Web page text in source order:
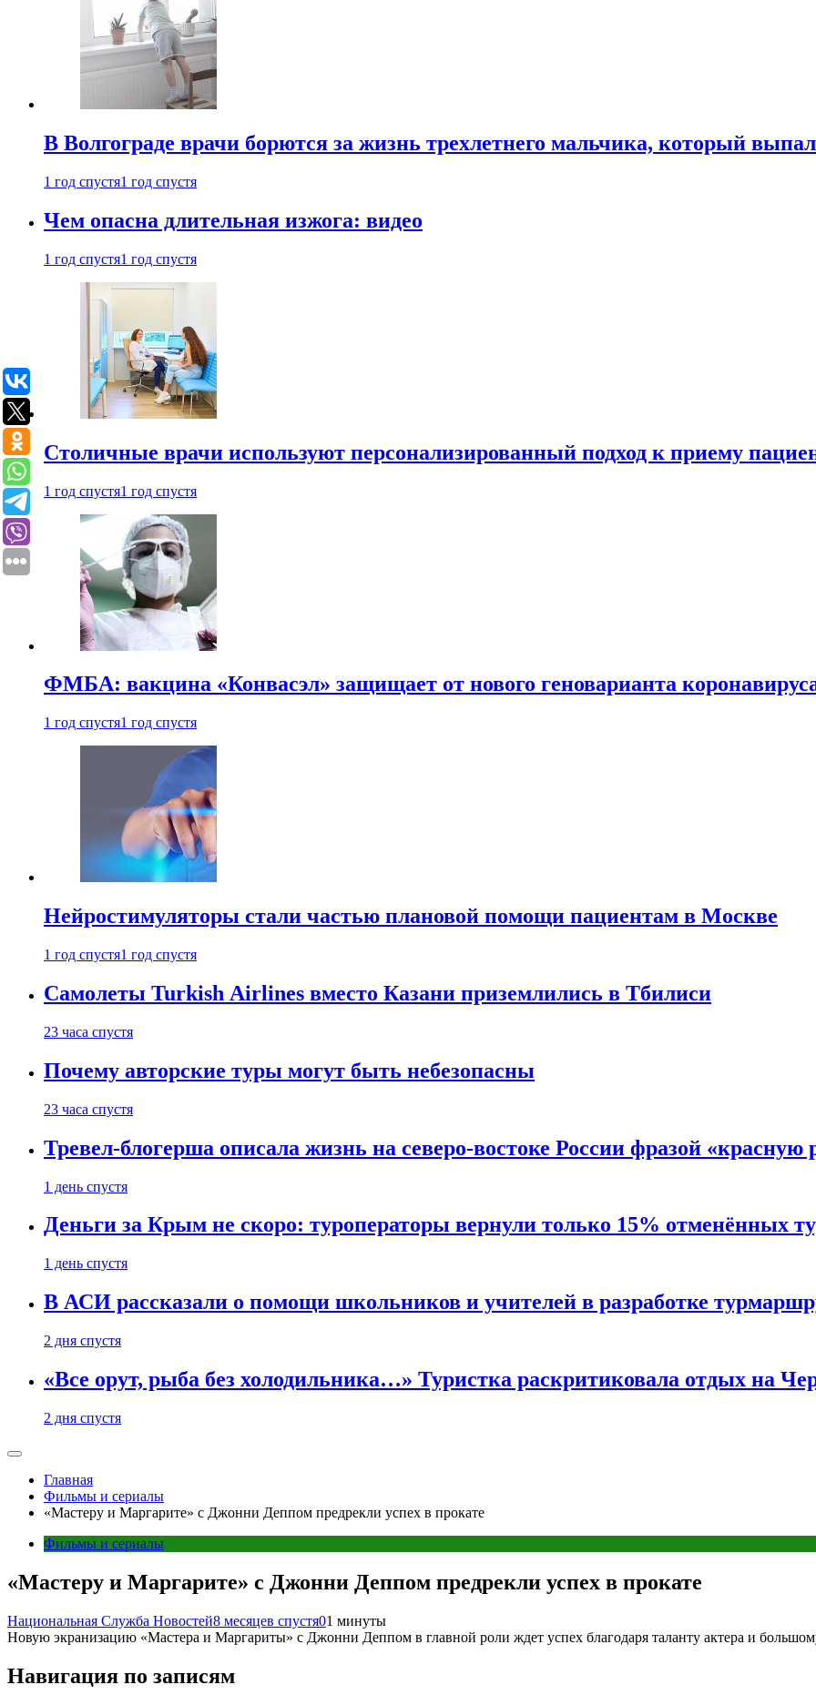
В Волгограде врачи борются за жизнь трехлетнего мальчика, который
1 год спустя1 год спустя
Чем опасна длительная изжога: видео
1 год спустя1 год спустя
Столичные врачи используют персонализированный подход к приему
1 год спустя1 год спустя
ФМБА: вакцина «Конвасэл» защищает от нового геноварианта
1 год спустя1 год спустя
Нейростимуляторы стали частью плановой помощи пациентам в Москве
1 год спустя1 год спустя
Самолеты Turkish Airlines вместо Казани приземлились в Тбилиси
23 часа спустя
Почему авторские туры могут быть небезопасны
23 часа спустя
Тревел-блогерша описала жизнь на северо-востоке России фразой
1 день спустя
Деньги за Крым не скоро: туроператоры вернули только 15% отменённых
1 день спустя
В АСИ рассказали о помощи школьников и учителей в разработке
2 дня спустя
«Все орут, рыба без холодильника…» Туристка раскритиковала отдых на
2 дня спустя
Главная
Фильмы и сериалы
«Мастеру и Маргарите» с Джонни Деппом предрекли успех в прокате
Фильмы и сериалы
«Мастеру и Маргарите» с Джонни Деппом предрекли успех в прокате
Национальная Служба Новостей8 месяцев спустя01 минуты
Новую экранизацию «Мастера и Маргариты» с Джонни Деппом в главной роли ждет успех благодаря таланту актера и
Навигация по записям